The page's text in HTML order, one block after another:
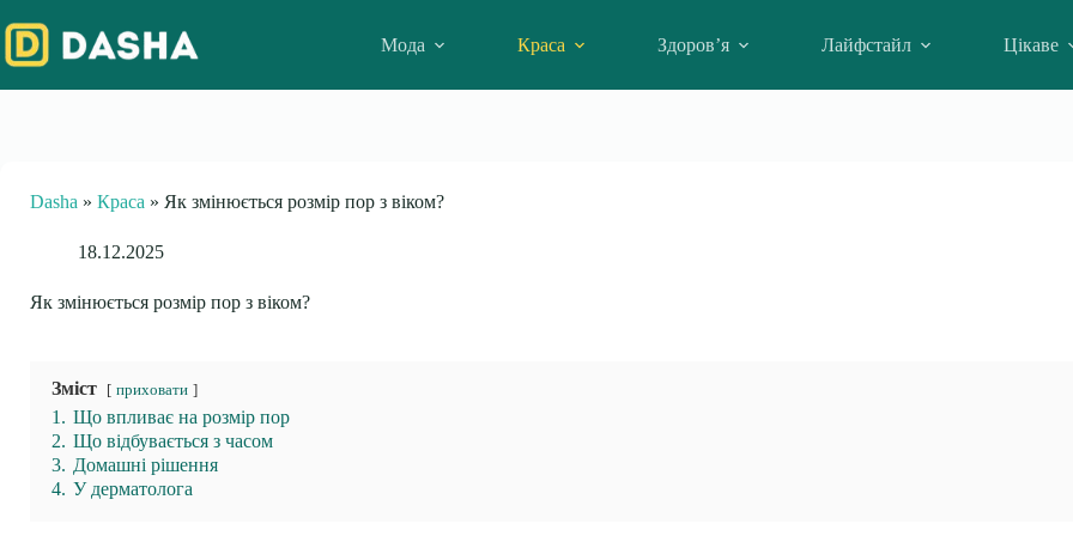
to
content
Мода Краса Здоров’я Лайфстайл Цікаве
Dasha » Краса » Як змінюється розмір пор з віком?
18.12.2025
Як змінюється розмір пор з віком?
Зміст приховати
1. Що впливає на розмір пор
2. Що відбувається з часом
3. Домашні рішення
4. У дерматолога